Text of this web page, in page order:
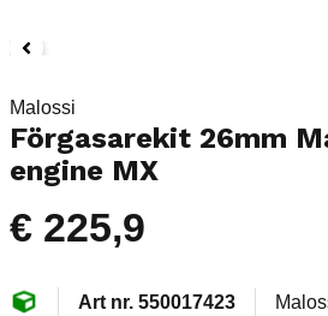
Malossi
Förgasarekit 26mm
engine MX
€ 225,9
550017423